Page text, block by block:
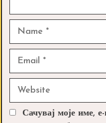
Website
Сачувај моје име,